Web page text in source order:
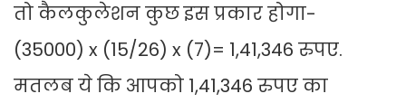
तो कैलकुलेशन कुछ इस प्रकार होगा-
(35000) x (15/26) x (7)= 1,41,346 रुपए.
मतलब ये कि आपको 1,41,346 रुपए का